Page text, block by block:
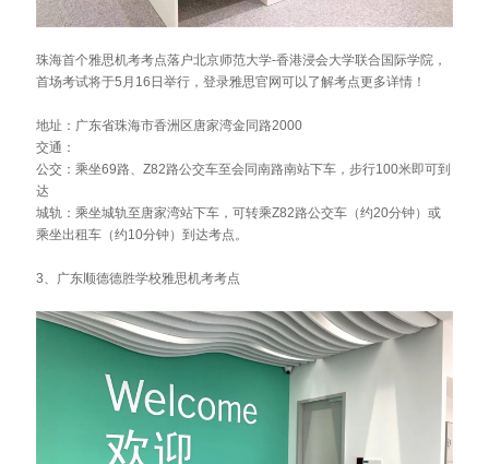
珠海首个雅思机考考点落户北京师范大学-香港浸会大学联合国际学院，
首场考试将于5月16日举行，登录雅思官网可以了解考点更多详情！
地址：广东省珠海市香洲区唐家湾金同路2000
交通：
公交：乘坐69路、Z82路公交车至会同南路南站下车，步行100米即可到
达
城轨：乘坐城轨至唐家湾站下车，可转乘Z82路公交车（约20分钟）或
乘坐出租车（约10分钟）到达考点。
3、广东顺德德胜学校雅思机考考点